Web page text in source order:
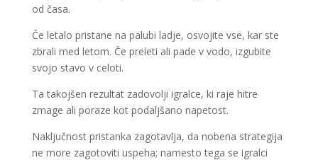
od časa.
Če letalo pristane na palubi ladje, osvojite vse, kar ste
zbrali med letom. Če preleti ali pade v vodo, izgubite
svojo stavo v celoti.
Ta takojšen rezultat zadovolji igralce, ki raje hitre
zmage ali poraze kot podaljšano napetost.
Naključnost pristanka zagotavlja, da nobena strategija
ne more zagotoviti uspeha; namesto tega se igralci